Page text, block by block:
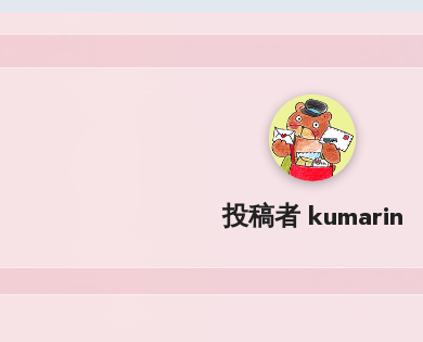
投稿者 kumarin